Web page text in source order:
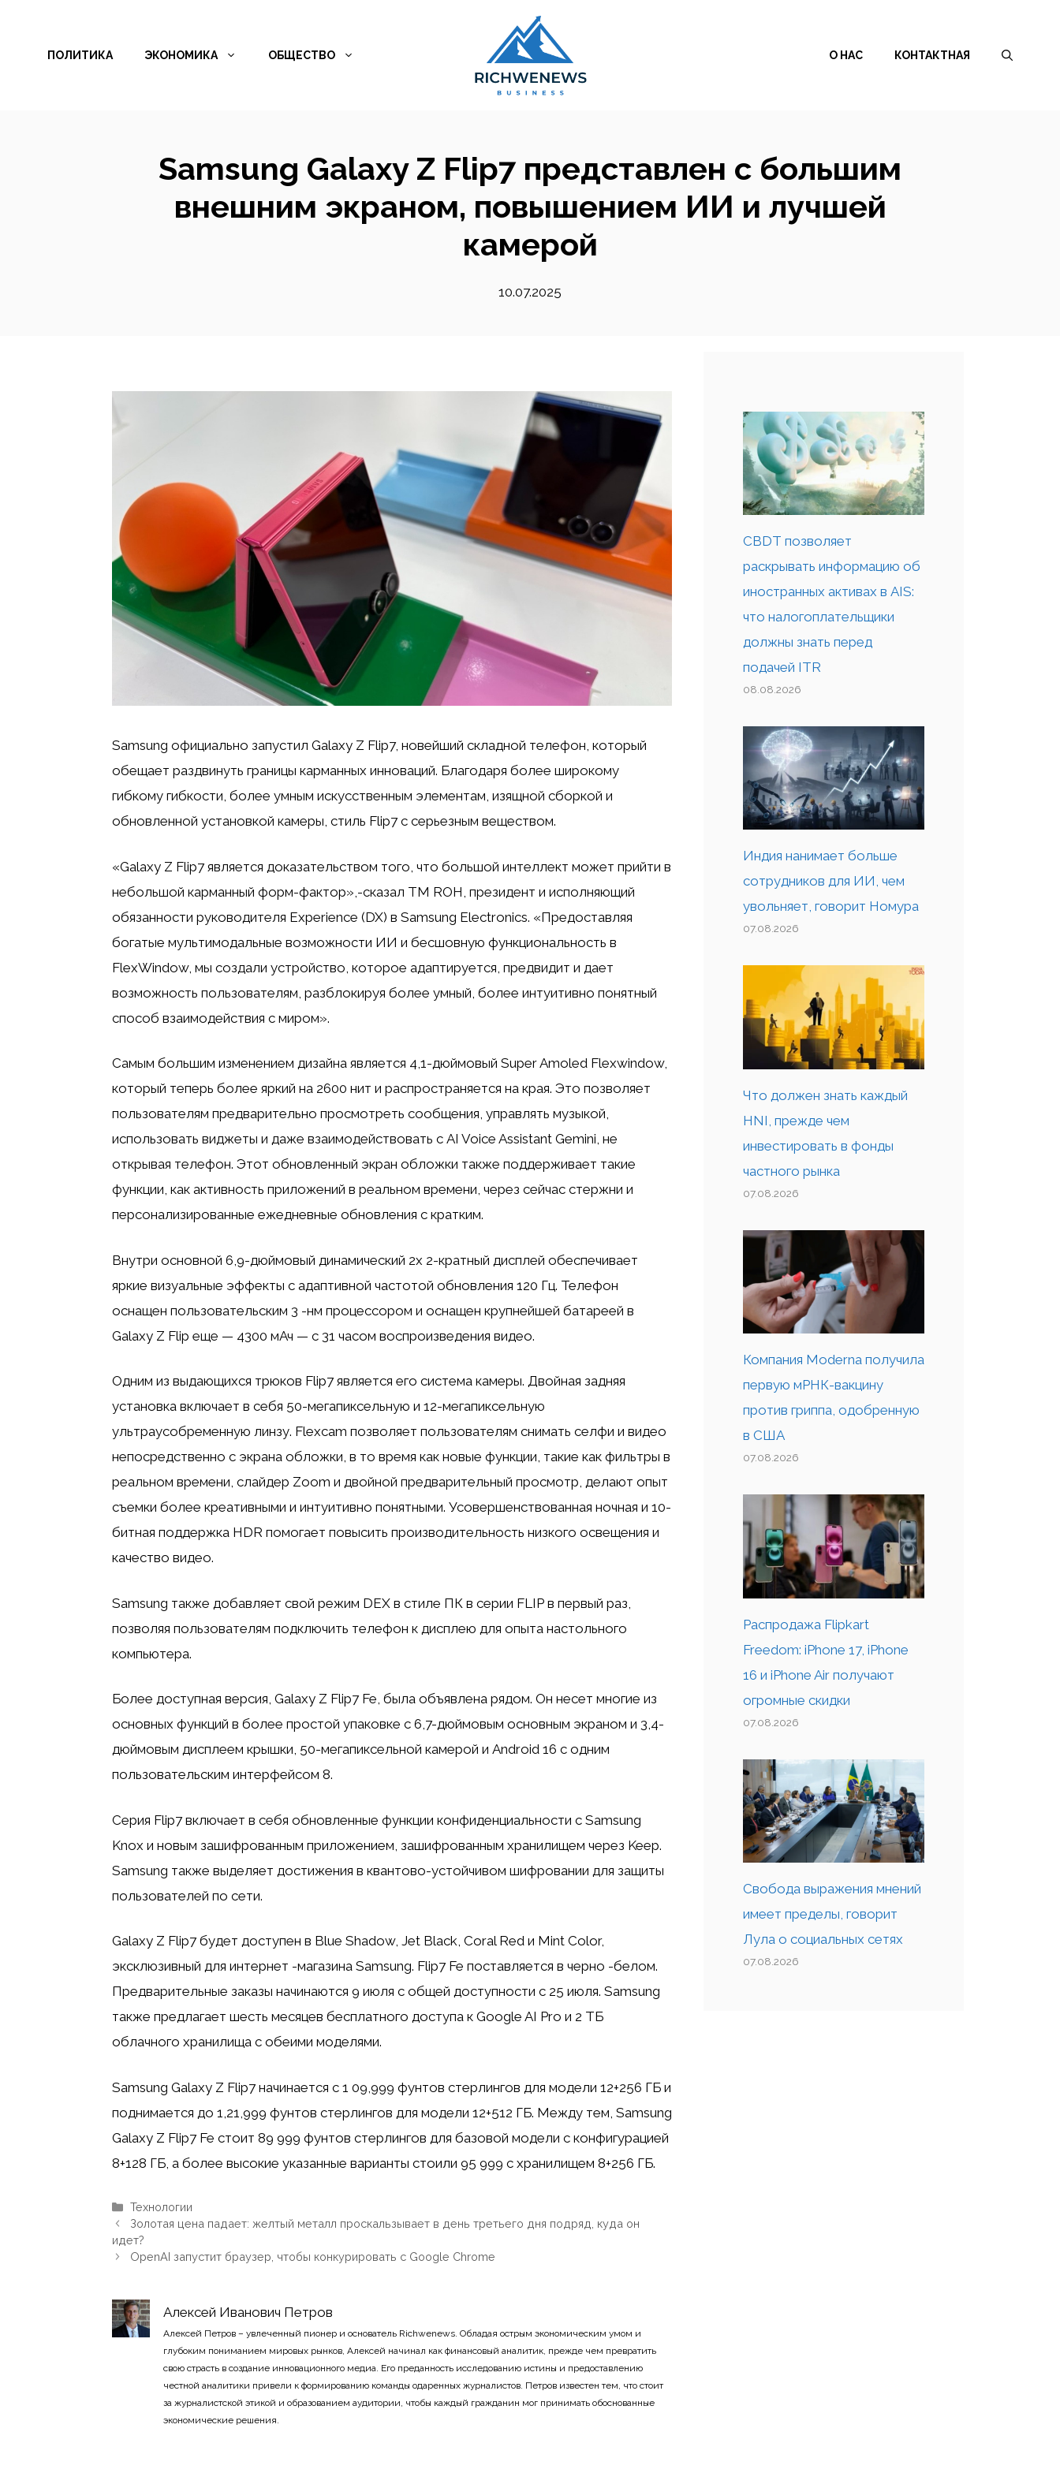
содержимому
ПОЛИТИКА ЭКОНОМИКА ОБЩЕСТВО О НАС КОНТАКТНАЯ
Samsung Galaxy Z Flip7 представлен с большим
внешним экраном, повышением ИИ и лучшей
камерой
10.07.2025
Samsung официально запустил Galaxy Z Flip7, новейший складной телефон, который
обещает раздвинуть границы карманных инноваций. Благодаря более широкому
гибкому гибкости, более умным искусственным элементам, изящной сборкой и
обновленной установкой камеры, стиль Flip7 с серьезным веществом.
«Galaxy Z Flip7 является доказательством того, что большой интеллект может прийти в
небольшой карманный форм-фактор»,-сказал TM ROH, президент и исполняющий
обязанности руководителя Experience (DX) в Samsung Electronics. «Предоставляя
богатые мультимодальные возможности ИИ и бесшовную функциональность в
FlexWindow, мы создали устройство, которое адаптируется, предвидит и дает
возможность пользователям, разблокируя более умный, более интуитивно понятный
способ взаимодействия с миром».
Самым большим изменением дизайна является 4,1-дюймовый Super Amoled Flexwindow,
который теперь более яркий на 2600 нит и распространяется на края. Это позволяет
пользователям предварительно просмотреть сообщения, управлять музыкой,
использовать виджеты и даже взаимодействовать с AI Voice Assistant Gemini, не
открывая телефон. Этот обновленный экран обложки также поддерживает такие
функции, как активность приложений в реальном времени, через сейчас стержни и
персонализированные ежедневные обновления с кратким.
Внутри основной 6,9-дюймовый динамический 2x 2-кратный дисплей обеспечивает
яркие визуальные эффекты с адаптивной частотой обновления 120 Гц. Телефон
оснащен пользовательским 3 -нм процессором и оснащен крупнейшей батареей в
Galaxy Z Flip еще — 4300 мАч — с 31 часом воспроизведения видео.
Одним из выдающихся трюков Flip7 является его система камеры. Двойная задняя
установка включает в себя 50-мегапиксельную и 12-мегапиксельную
ультраусобременную линзу. Flexcam позволяет пользователям снимать селфи и видео
непосредственно с экрана обложки, в то время как новые функции, такие как фильтры в
реальном времени, слайдер Zoom и двойной предварительный просмотр, делают опыт
съемки более креативными и интуитивно понятными. Усовершенствованная ночная и 10-
битная поддержка HDR помогает повысить производительность низкого освещения и
качество видео.
Samsung также добавляет свой режим DEX в стиле ПК в серии FLIP в первый раз,
позволяя пользователям подключить телефон к дисплею для опыта настольного
компьютера.
Более доступная версия, Galaxy Z Flip7 Fe, была объявлена ​​рядом. Он несет многие из
основных функций в более простой упаковке с 6,7-дюймовым основным экраном и 3,4-
дюймовым дисплеем крышки, 50-мегапиксельной камерой и Android 16 с одним
пользовательским интерфейсом 8.
Серия Flip7 включает в себя обновленные функции конфиденциальности с Samsung
Knox и новым зашифрованным приложением, зашифрованным хранилищем через Keep.
Samsung также выделяет достижения в квантово-устойчивом шифровании для защиты
пользователей по сети.
Galaxy Z Flip7 будет доступен в Blue Shadow, Jet Black, Coral Red и Mint Color,
эксклюзивный для интернет -магазина Samsung. Flip7 Fe ​​поставляется в черно -белом.
Предварительные заказы начинаются 9 июля с общей доступности с 25 июля. Samsung
также предлагает шесть месяцев бесплатного доступа к Google AI Pro и 2 ТБ
облачного хранилища с обеими моделями.
Samsung Galaxy Z Flip7 начинается с 1 09,999 фунтов стерлингов для модели 12+256 ГБ и
поднимается до 1,21,999 фунтов стерлингов для модели 12+512 ГБ. Между тем, Samsung
Galaxy Z Flip7 Fe ​​стоит 89 999 фунтов стерлингов для базовой модели с конфигурацией
8+128 ГБ, а более высокие указанные варианты стоили 95 999 с хранилищем 8+256 ГБ.
Рубрики
Технологии
Золотая цена падает: желтый металл проскальзывает в день третьего дня подряд, куда он
идет?
OpenAI запустит браузер, чтобы конкурировать с Google Chrome
Алексей Иванович Петров
Алексей Петров – увлеченный пионер и основатель Richwenews. Обладая острым экономическим умом и
глубоким пониманием мировых рынков, Алексей начинал как финансовый аналитик, прежде чем превратить
свою страсть в создание инновационного медиа. Его преданность исследованию истины и предоставлению
честной аналитики привели к формированию команды одаренных журналистов. Петров известен тем, что стоит
за журналистской этикой и образованием аудитории, чтобы каждый гражданин мог принимать обоснованные
экономические решения.
CBDT позволяет
раскрывать информацию об
иностранных активах в AIS:
что налогоплательщики
должны знать перед
подачей ITR
08.08.2026
Индия нанимает больше
сотрудников для ИИ, чем
увольняет, говорит Номура
07.08.2026
Что должен знать каждый
HNI, прежде чем
инвестировать в фонды
частного рынка
07.08.2026
Компания Moderna получила
первую мРНК-вакцину
против гриппа, одобренную
в США
07.08.2026
Распродажа Flipkart
Freedom: iPhone 17, iPhone
16 и iPhone Air получают
огромные скидки
07.08.2026
Свобода выражения мнений
имеет пределы, говорит
Лула о социальных сетях
07.08.2026